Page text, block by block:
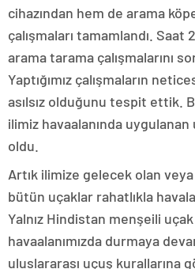
cihazından hem de arama
çalışmaları tamamlandı.
arama tarama çalışmalarını
Yaptığımız çalışmaların
asılsız olduğunu tespit ettik.
ilimiz havaalanında uygulanan
oldu.
Artık ilimize gelecek olan
bütün uçaklar rahatlıkla
Yalnız Hindistan menşeili
havaalanımızda durmaya
uluslararası uçuş kurallarına